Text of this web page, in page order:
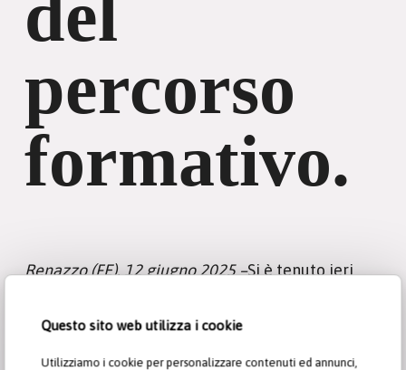
Questo sito web utilizza i cookie
Utilizziamo i cookie per personalizzare contenuti ed annunci,
del
percorso
formativo.
Renazzo (FE), 12 giugno 2025 –Si è tenuto ieri
dell’Istruzione e del Merito, Giuseppe Valditara,